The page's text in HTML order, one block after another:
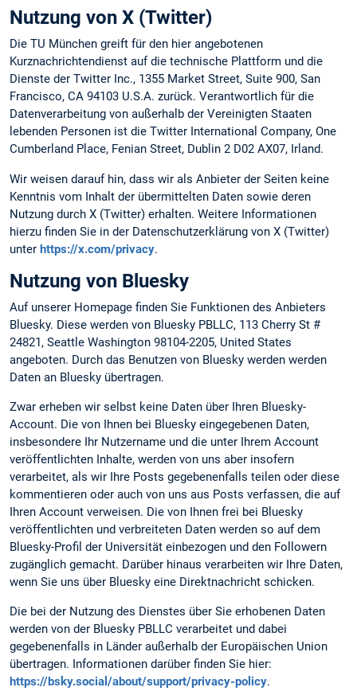
Nutzung von X (Twitter)
Die TU München greift für den hier angebotenen
Kurznachrichtendienst auf die technische Plattform und die
Dienste der Twitter Inc., 1355 Market Street, Suite 900, San
Francisco, CA 94103 U.S.A. zurück. Verantwortlich für die
Datenverarbeitung von außerhalb der Vereinigten Staaten
lebenden Personen ist die Twitter International Company, One
Cumberland Place, Fenian Street, Dublin 2 D02 AX07, Irland.
Wir weisen darauf hin, dass wir als Anbieter der Seiten keine
Kenntnis vom Inhalt der übermittelten Daten sowie deren
Nutzung durch X (Twitter) erhalten. Weitere Informationen
hierzu finden Sie in der Datenschutzerklärung von X (Twitter)
unter https://x.com/privacy.
Nutzung von Bluesky
Auf unserer Homepage finden Sie Funktionen des Anbieters
Bluesky. Diese werden von Bluesky PBLLC, 113 Cherry St #
24821, Seattle Washington 98104-2205, United States
angeboten. Durch das Benutzen von Bluesky werden werden
Daten an Bluesky übertragen.
Zwar erheben wir selbst keine Daten über Ihren Bluesky-
Account. Die von Ihnen bei Bluesky eingegebenen Daten,
insbesondere Ihr Nutzername und die unter Ihrem Account
veröffentlichten Inhalte, werden von uns aber insofern
verarbeitet, als wir Ihre Posts gegebenenfalls teilen oder diese
kommentieren oder auch von uns aus Posts verfassen, die auf
Ihren Account verweisen. Die von Ihnen frei bei Bluesky
veröffentlichten und verbreiteten Daten werden so auf dem
Bluesky-Profil der Universität einbezogen und den Followern
zugänglich gemacht. Darüber hinaus verarbeiten wir Ihre Daten,
wenn Sie uns über Bluesky eine Direktnachricht schicken.
Die bei der Nutzung des Dienstes über Sie erhobenen Daten
werden von der Bluesky PBLLC verarbeitet und dabei
gegebenenfalls in Länder außerhalb der Europäischen Union
übertragen. Informationen darüber finden Sie hier:
https://bsky.social/about/support/privacy-policy.